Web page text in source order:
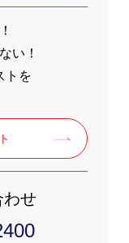
い！
トを
わせ